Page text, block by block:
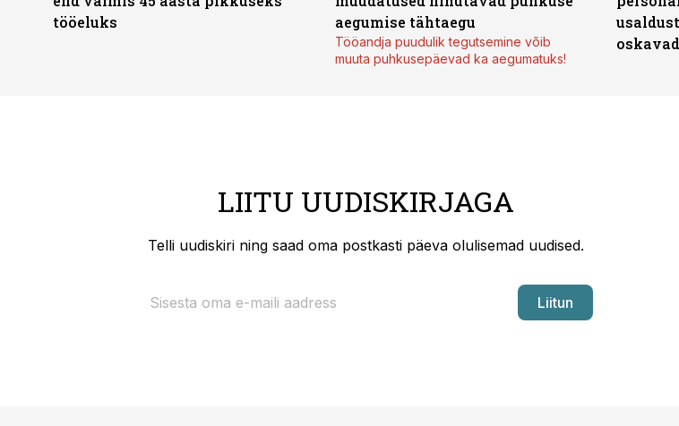
tööeluks
aegumise tähtaegu
Tööandja puudulik tegutsemine võib
muuta puhkusepäevad ka aegumatuks!
LIITU UUDISKIRJAGA
Telli uudiskiri ning saad oma postkasti päeva olulisemad uudised.
Liitun